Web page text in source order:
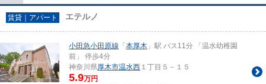
賃貸｜アパート エテルノ
小田急小田原線 「本厚木 」駅 バス11分 「温水幼稚園
前」 停歩4分
神奈川県厚木市温水西 １丁目５－１５
5.9万円